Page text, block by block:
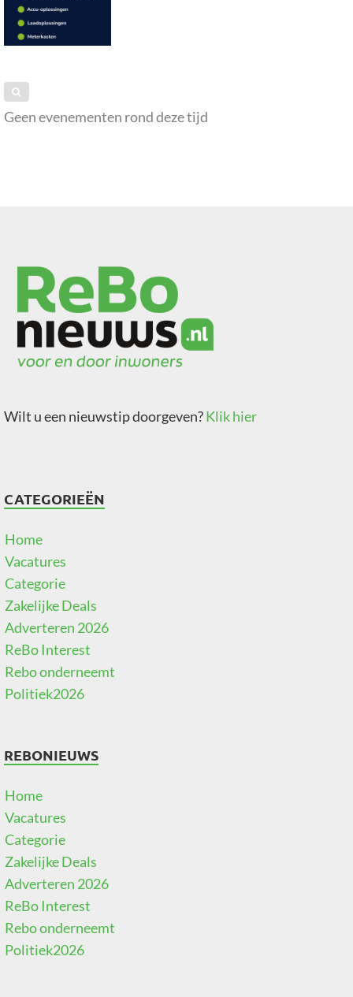
Geen evenementen rond deze tijd
Wilt u een nieuwstip doorgeven?Klik hier
CATEGORIEËN
Home
Vacatures
Categorie
Zakelijke Deals
Adverteren 2026
ReBo Interest
Rebo onderneemt
Politiek2026
REBONIEUWS
Home
Vacatures
Categorie
Zakelijke Deals
Adverteren 2026
ReBo Interest
Rebo onderneemt
Politiek2026